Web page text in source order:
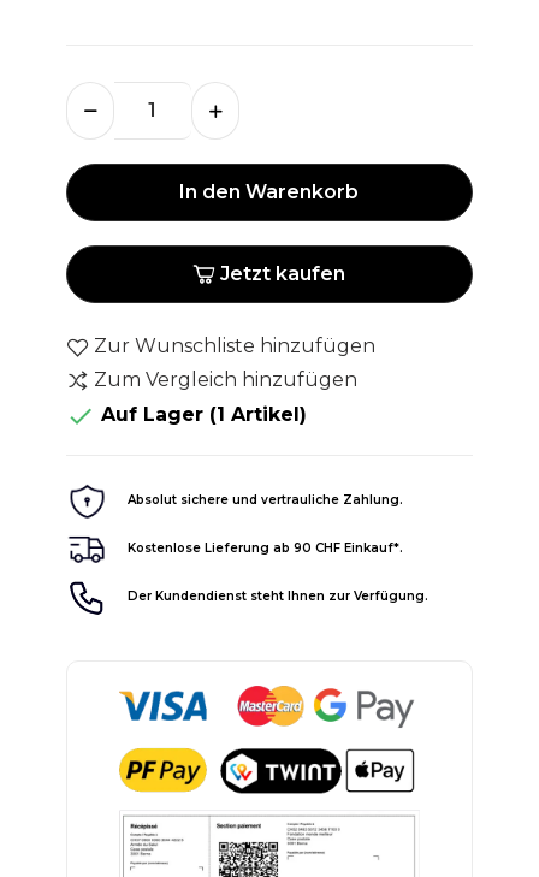
In den Warenkorb
Jetzt kaufen
Zur Wunschliste hinzufügen
Zum Vergleich hinzufügen
 Auf Lager (1 Artikel)
Absolut sichere und vertrauliche Zahlung.
Kostenlose Lieferung ab 90 CHF Einkauf*.
Der Kundendienst steht Ihnen zur Verfügung.